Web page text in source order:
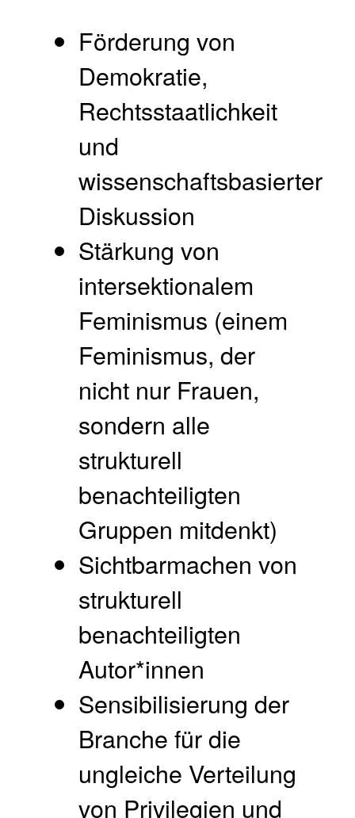
Förderung von
Demokratie,
Rechtsstaatlichkeit
und
wissenschaftsbasierter
Diskussion
Stärkung von
intersektionalem
Feminismus (einem
Feminismus, der
nicht nur Frauen,
sondern alle
strukturell
benachteiligten
Gruppen mitdenkt)
Sichtbarmachen von
strukturell
benachteiligten
Autor*innen
Sensibilisierung der
Branche für die
ungleiche Verteilung
von Privilegien und